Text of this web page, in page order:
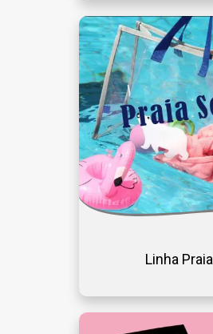
Linha Praia